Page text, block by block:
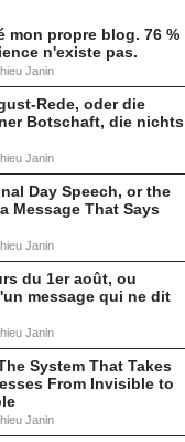
mon propre blog. 76 %
n'existe pas.
Janin
Rede, oder die
Botschaft, die nichts
Janin
Day Speech, or the
Message That Says
Janin
du 1er août, ou
message qui ne dit
Janin
System That Takes
From Invisible to
Janin